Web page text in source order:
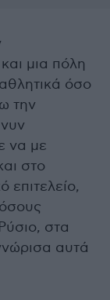
μια πόλη
όσο
την
να με
στο
επιτελείο,
στα
αυτά